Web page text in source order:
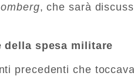
, che sarà
della spesa militare
precedenti che